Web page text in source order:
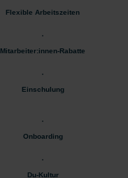
Flexible Arbeitszeiten
Mitarbeiter:innen-Rabatte
Einschulung
Onboarding
Du-Kultur